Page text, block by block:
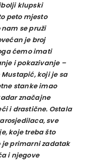
klupski
peto mjesto
se pruži
je broj
ćemo imati
i pokazivanje –
Mustapić, koji je sa
stanke imao
značajne
i drastične. Ostala
sve
koje treba što
primarni zadatak
i njegove